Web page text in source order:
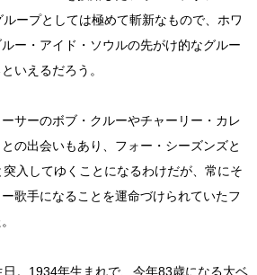
ープとしては極めて斬新なもので、ホワ
ー・アイド・ソウルの先がけ的なグルー
いえるだろう。
サーのボブ・クルーやチャーリー・カレ
の出会いもあり、フォー・シーズンズと
入してゆくことになるわけだが、常にそ
歌手になることを運命づけられていたフ
。1934年生まれで、今年83歳になる大ベ